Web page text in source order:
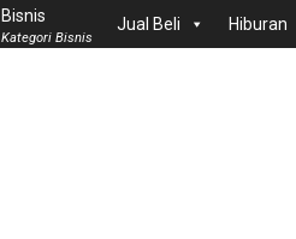
Bisnis
Kategori Bisnis
Jual Beli Hiburan